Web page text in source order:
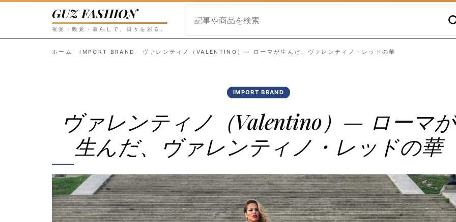
GUZ FASHION
視覚・嗅覚・暮らしで、日々を彩る。
検
索
ホーム IMPORT BRAND ヴァレンティノ（VALENTINO）— ローマが生んだ、ヴァレンティノ・レッドの華
IMPORT BRAND
ヴァレンティノ（Valentino）— ローマが
生んだ、ヴァレンティノ・レッドの華